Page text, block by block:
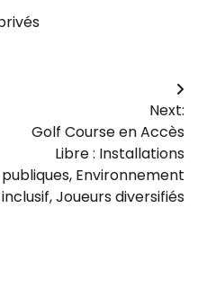
Next:
Golf Course en Accès
Libre : Installations
publiques, Environnement
inclusif, Joueurs diversifiés